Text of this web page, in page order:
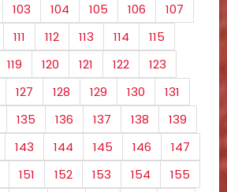
103 104 105 106
107
111 112 113 114
115
119 120 121 122
123
127 128 129 130
131
135 136 137 138
139
143 144 145 146
147
151 152 153 154
155